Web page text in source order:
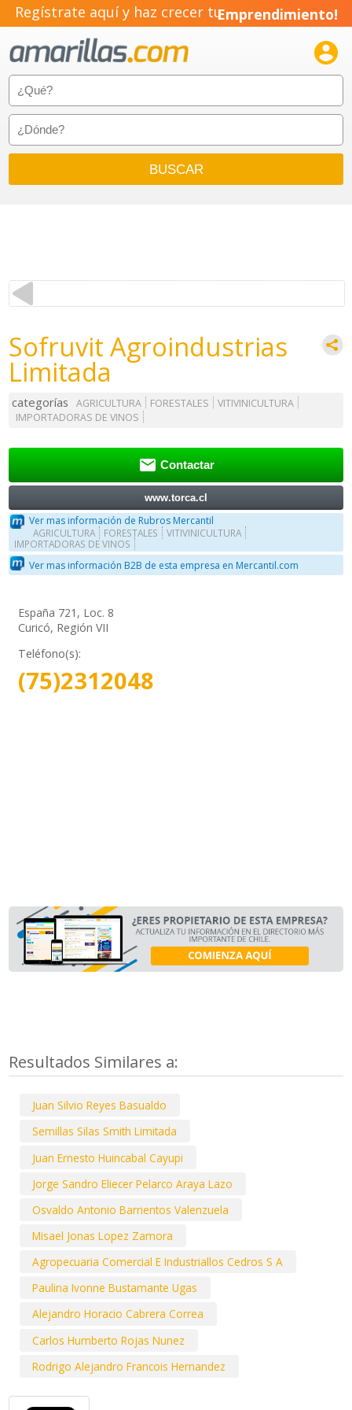
Regístrate aquí y haz crecer tuEmprendimiento!

Sofruvit Agroindustrias
Limitada
categorías AGRICULTURA FORESTALES
VITIVINICULTURA
IMPORTADORAS DE VINOS
 Contactar
www.torca.cl
Ver mas información de Rubros Mercantil
AGRICULTURA FORESTALES
VITIVINICULTURA
IMPORTADORAS DE VINOS
Ver mas información B2B de esta empresa en Mercantil.com
España 721, Loc. 8
Curicó, Región VII
Teléfono(s):
(75)2312048
Resultados Similares a:
Juan Silvio Reyes Basualdo
Semillas Silas Smith Limitada
Juan Ernesto Huincabal Cayupi
Jorge Sandro Eliecer Pelarco Araya Lazo
Osvaldo Antonio Barrientos Valenzuela
Misael Jonas Lopez Zamora
Agropecuaria Comercial E Industriallos Cedros S A
Paulina Ivonne Bustamante Ugas
Alejandro Horacio Cabrera Correa
Carlos Humberto Rojas Nunez
Rodrigo Alejandro Francois Hernandez